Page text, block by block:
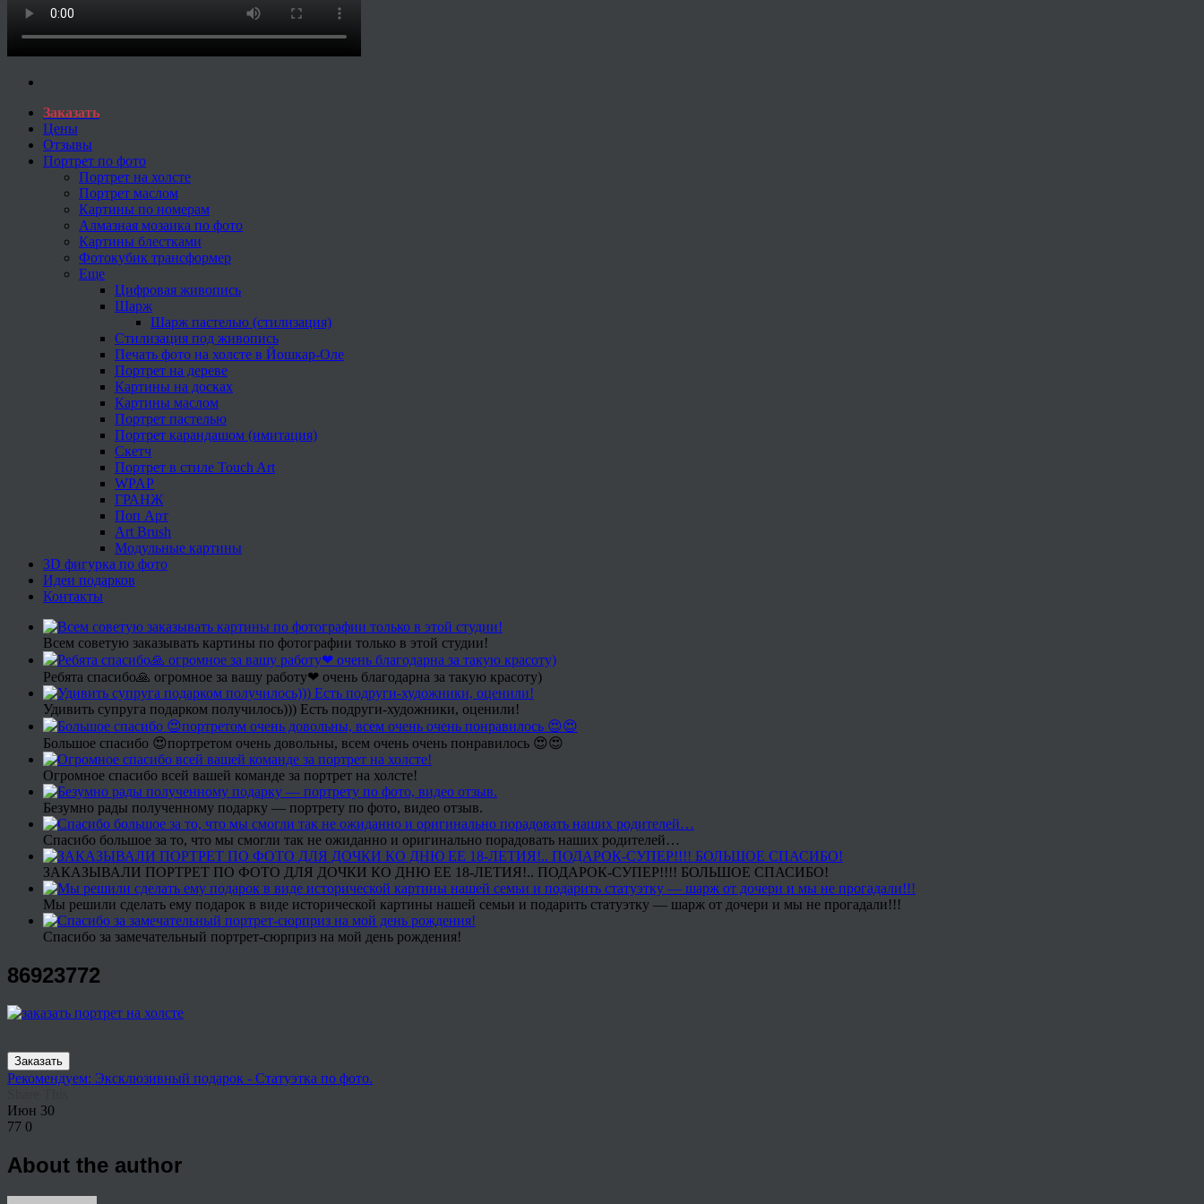
Заказать
Цены
Отзывы
Портрет по фото
Портрет на холсте
Портрет маслом
Картины по номерам
Алмазная мозаика по фото
Картины блестками
Фотокубик трансформер
Еще
Цифровая живопись
Шарж
Шарж пастелью (стилизация)
Стилизация под живопись
Печать фото на холсте в Йошкар-Оле
Портрет на дереве
Картины на досках
Картины маслом
Портрет пастелью
Портрет карандашом (имитация)
Скетч
Портрет в стиле Touch Art
WPAP
ГРАНЖ
Поп Арт
Art Brush
Модульные картины
3D фигурка по фото
Идеи подарков
Контакты
Всем советую заказывать картины по фотографии только в этой студии!
Ребята спасибо🙏 огромное за вашу работу❤ очень благодарна за такую красоту)
Удивить супруга подарком получилось))) Есть подруги-художники, оценили!
Большое спасибо 😍портретом очень довольны, всем очень очень понравилось 😍😍
Огромное спасибо всей вашей команде за портрет на холсте!
Безумно рады полученному подарку — портрету по фото, видео отзыв.
Спасибо большое за то, что мы смогли так не ожиданно и оригинально порадовать наших родителей…
ЗАКАЗЫВАЛИ ПОРТРЕТ ПО ФОТО ДЛЯ ДОЧКИ КО ДНЮ ЕЕ 18-ЛЕТИЯ!.. ПОДАРОК-СУПЕР!!!! БОЛЬШОЕ СПАСИБО!
Мы решили сделать ему подарок в виде исторической картины нашей семьи и подарить статуэтку — шарж от дочери и мы не прогадали!!!
Спасибо за замечательный портрет-сюрприз на мой день рождения!
86923772
Заказать
Рекомендуем: Эксклюзивный подарок - Статуэтка по фото.
Июн 30
77 0
About the author